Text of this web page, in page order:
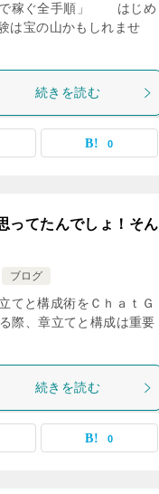
で稼ぐ全手順」 はじめ
は宝の山かもしれませ
続きを読む
0
ってたんでしょ！そん
ブログ
てと構成術をＣｈａｔＧ
、章立てと構成は重要
続きを読む
0